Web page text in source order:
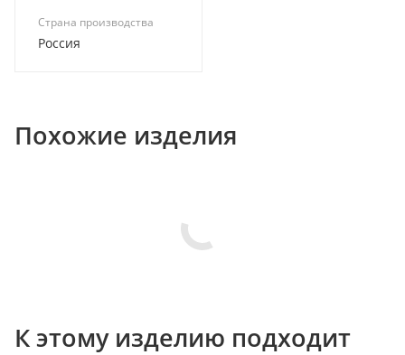
Страна производства
Россия
Похожие изделия
К этому изделию подходит